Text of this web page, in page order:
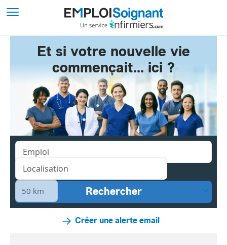
Et si votre nouvelle vie
commençait... ici ?
Créer une alerte email